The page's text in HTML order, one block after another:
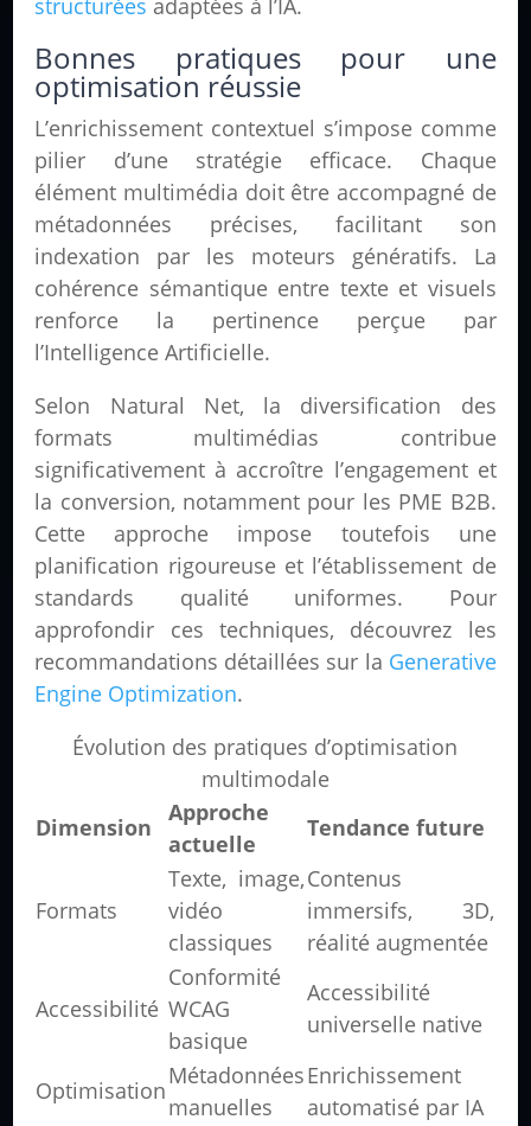
structurées adaptées à l’IA.
Bonnes pratiques pour une
optimisation réussie
L’enrichissement contextuel s’impose comme
pilier d’une stratégie efficace. Chaque
élément multimédia doit être accompagné de
métadonnées précises, facilitant son
indexation par les moteurs génératifs. La
cohérence sémantique entre texte et visuels
renforce la pertinence perçue par
l’Intelligence Artificielle.
Selon Natural Net, la diversification des
formats multimédias contribue
significativement à accroître l’engagement et
la conversion, notamment pour les PME B2B.
Cette approche impose toutefois une
planification rigoureuse et l’établissement de
standards qualité uniformes. Pour
approfondir ces techniques, découvrez les
recommandations détaillées sur la Generative
Engine Optimization.
Évolution des pratiques d’optimisation
multimodale
Dimension
Approche
actuelle
Tendance future
Formats
Texte, image,
vidéo
classiques
Contenus
immersifs, 3D,
réalité augmentée
Accessibilité
Conformité
WCAG
basique
Accessibilité
universelle native
Optimisation
Métadonnées
manuelles
Enrichissement
automatisé par IA